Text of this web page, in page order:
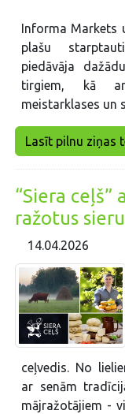
Informa Markets
plašu
piedāvāja
tirgiem, kā
meistarklases un
Lasīt pilnu ziņas
“Siera ceļš”
ražotus
14.04.2026
ceļvedis. No
ar senām
mājražotājiem -